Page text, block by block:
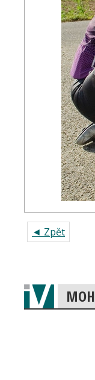
◄ Zpět